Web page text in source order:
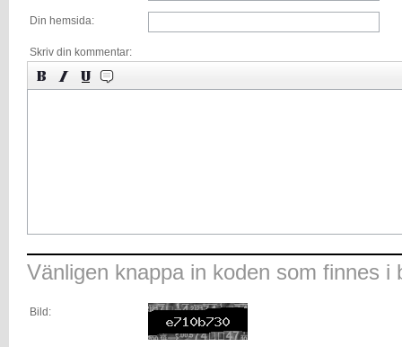
Din hemsida:
Skriv din kommentar:
Vänligen knappa in koden som finnes i
Bild: